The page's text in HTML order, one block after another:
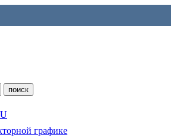
графике